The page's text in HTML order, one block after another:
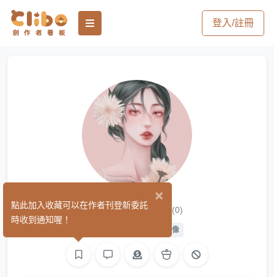
登入/註冊
玖叁-RiN (0)
影像
×
點此加入收藏可以在作者刊登新委託
時收到通知喔！